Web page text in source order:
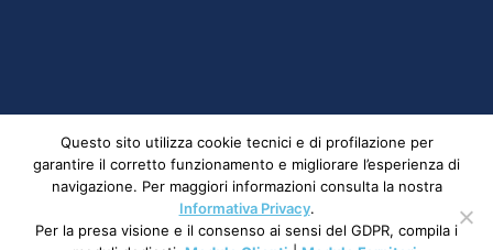
© 2023 Mostra D'Oltremare - Via J.F. Kennedy, 54
- 80125, Napoli | All rights reserved Partita Iva e
CF: 00284210630 |Privacy
Questo sito utilizza cookie tecnici e di profilazione per
garantire il corretto funzionamento e migliorare l’esperienza di
navigazione. Per maggiori informazioni consulta la nostra
Informativa Privacy.
Per la presa visione e il consenso ai sensi del GDPR, compila i